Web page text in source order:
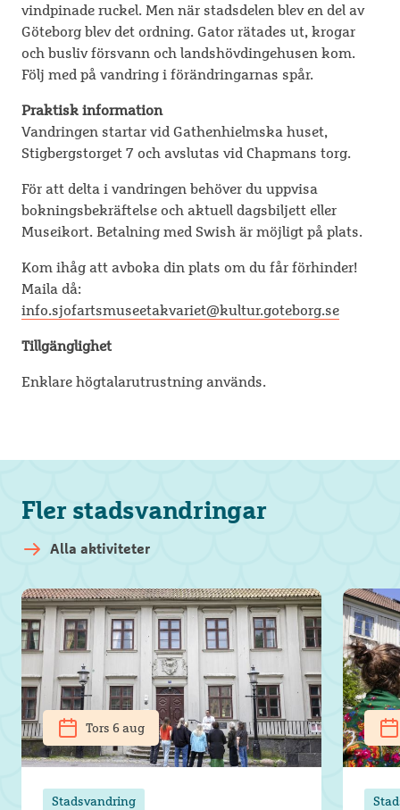
vindpinade ruckel. Men när stadsdelen blev en del av
Göteborg blev det ordning. Gator rätades ut, krogar
och busliv försvann och landshövdingehusen kom.
Följ med på vandring i förändringarnas spår.
Praktisk information
Vandringen startar vid Gathenhielmska huset,
Stigbergstorget 7 och avslutas vid Chapmans torg.
För att delta i vandringen behöver du uppvisa
bokningsbekräftelse och aktuell dagsbiljett eller
Museikort. Betalning med Swish är möjligt på plats.
Kom ihåg att avboka din plats om du får förhinder!
Maila då:
info.sjofartsmuseetakvariet@kultur.goteborg.se
Tillgänglighet
Enklare högtalarutrustning används.
Fler stadsvandringar
Alla aktiviteter
Tors 6 aug
Stadsvandring